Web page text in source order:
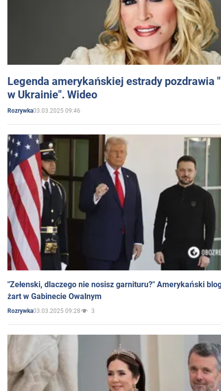
Legenda amerykańskiej estrady pozdrawia
w Ukrainie". Wideo
Rozrywka03.03.2025 09:46
"Zełenski, dlaczego nie nosisz garnituru?" Amerykański
żart w Gabinecie Owalnym
Rozrywka03.03.2025 09:28 3